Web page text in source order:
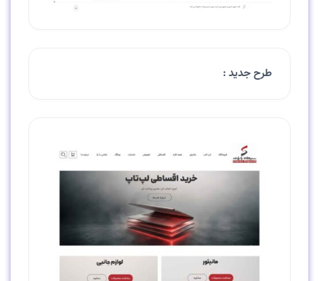
طرح جدید :